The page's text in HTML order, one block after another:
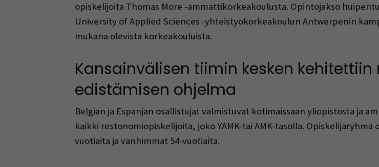
opiskelijoita Thomas More -ammattikorkeakoulusta. Opintojakso
University of Applied Sciences -yhteistyökorkeakoulun Antwerpenin
mukana olevista korkeakouluista.
Kansainvälisen tiimin kesken
edistämisen ohjelma
Belgian ja Espanjan osallistujat valmistuvat kotimaissaan yliopistosta ja
kaikki restonomiopiskelijoita, joko YAMK-tai AMK-tasolla.
vuotiaita ja vanhimmat 54-vuotiaita.